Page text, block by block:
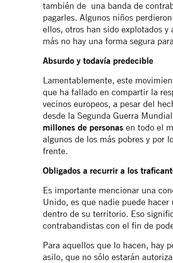
también de una banda de
pagarles. Algunos niños
ellos, otros han sido explotados
más no hay una forma segura
Absurdo y todavía predecible
Lamentablemente, este
que ha fallado en compartir la
vecinos europeos, a pesar del
desde la Segunda Guerra
millones de personas en todo el
algunos de los más pobres y por
frente.
Obligados a recurrir a los
Es importante mencionar una
Unido, es que nadie puede
dentro de su territorio. Eso
contrabandistas con el fin de
Para aquellos que lo hacen, hay
asilo, que no sólo estarán